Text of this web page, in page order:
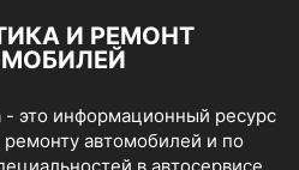
И РЕМОНТ
- это информационный ресурс
ремонту автомобилей и по
в автосервисе.